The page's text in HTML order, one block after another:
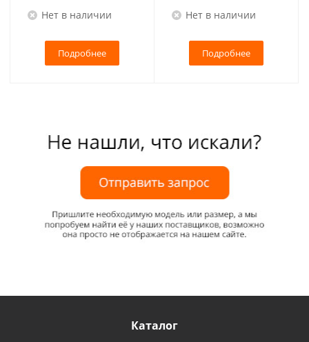
Нет в наличии
Подробнее
Нет в наличии
Подробнее
Каталог